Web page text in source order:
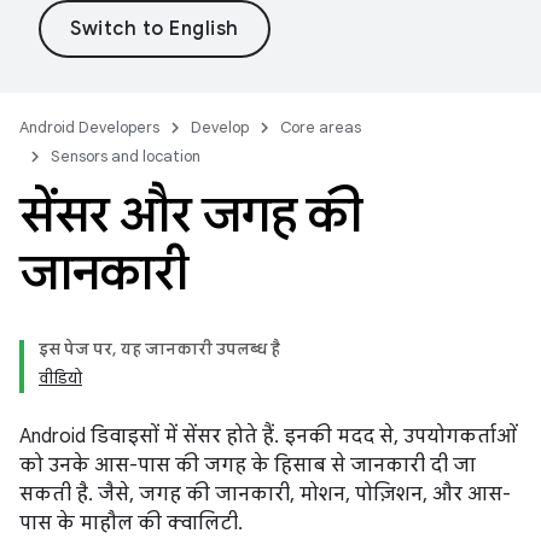
Android Developers Develop
Core areas
Sensors and location
सेंसर और जगह की
जानकारी
इस पेज पर, यह जानकारी उपलब्ध है
वीडियो
Android डिवाइसों में सेंसर होते हैं. इनकी मदद से, उपयोगकर्ताओं
को उनके आस-पास की जगह के हिसाब से जानकारी दी जा
सकती है. जैसे, जगह की जानकारी, मोशन, पोज़िशन, और आस-
पास के माहौल की क्वालिटी.